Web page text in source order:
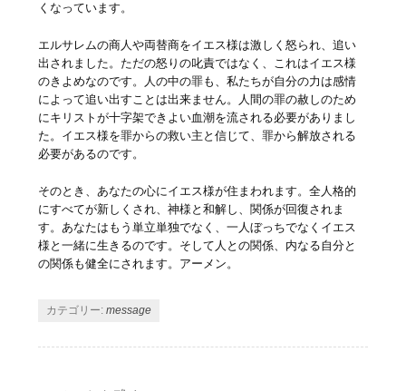
くなっています。
エルサレムの商人や両替商をイエス様は激しく怒られ、追い
出されました。ただの怒りの叱責ではなく、これはイエス様
のきよめなのです。人の中の罪も、私たちが自分の力は感情
によって追い出すことは出来ません。人間の罪の赦しのため
にキリストが十字架できよい血潮を流される必要がありまし
た。イエス様を罪からの救い主と信じて、罪から解放される
必要があるのです。
そのとき、あなたの心にイエス様が住まわれます。全人格的
にすべてが新しくされ、神様と和解し、関係が回復されま
す。あなたはもう単立単独でなく、一人ぼっちでなくイエス
様と一緒に生きるのです。そして人との関係、内なる自分と
の関係も健全にされます。アーメン。
カテゴリー:message